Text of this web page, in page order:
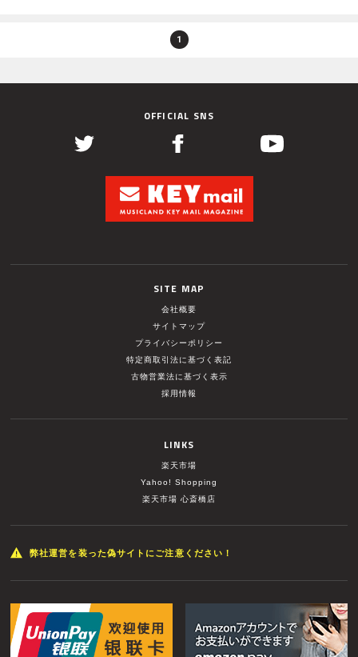
1
OFFICIAL SNS
SITE MAP
会社概要
サイトマップ
プライバシーポリシー
特定商取引法に基づく表記
古物営業法に基づく表示
採用情報
LINKS
楽天市場
Yahoo! Shopping
楽天市場 心斎橋店
弊社運営を装った偽サイトにご注意ください！